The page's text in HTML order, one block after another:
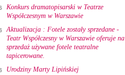
Konkurs dramatopisarski w Teatrze
Współczesnym w Warszawie
Aktualizacja : Fotele zostały sprzedane -
Teatr Współczesny w Warszawie oferuje na
sprzedaż używane fotele teatralne
tapicerowane.
Urodziny Marty Lipińskiej